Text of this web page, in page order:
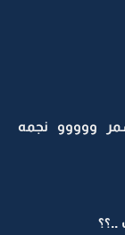
ووووو نجمه